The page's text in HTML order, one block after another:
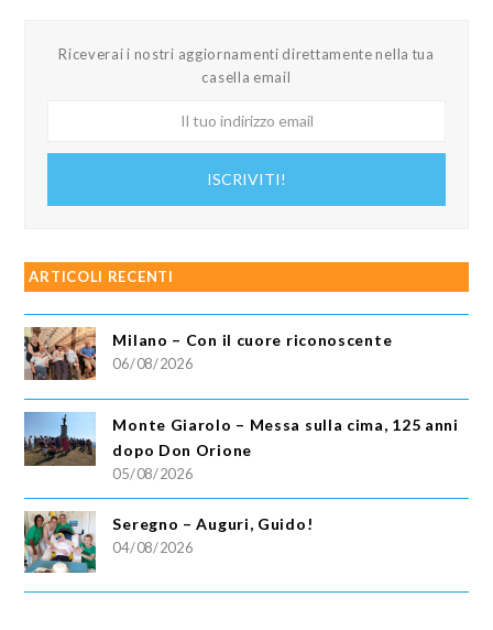
Riceverai i nostri aggiornamenti direttamente nella tua
casella email
ISCRIVITI!
ARTICOLI RECENTI
Milano – Con il cuore riconoscente
06/08/2026
Monte Giarolo – Messa sulla cima, 125 anni
dopo Don Orione
05/08/2026
Seregno – Auguri, Guido!
04/08/2026